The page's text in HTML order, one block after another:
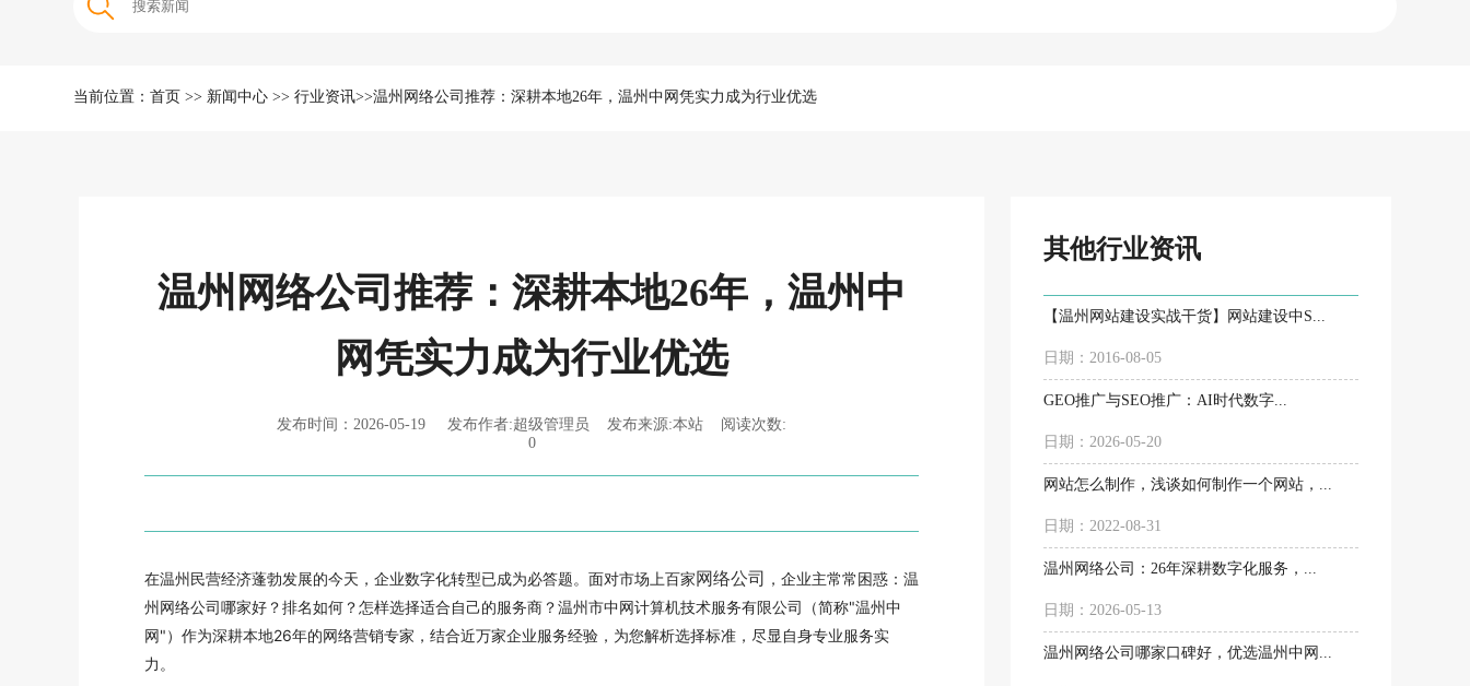
当前位置：首页 >>新闻中心 >>行业资讯>>温州网络公司推荐：深耕本地26年，温州中网凭实力成为行业优选
温州网络公司推荐：深耕本地26年，温州中
网凭实力成为行业优选
发布时间：2026-05-19 发布作者:超级管理员 发布来源:本站 阅读次数:
0
在温州民营经济蓬勃发展的今天，企业数字化转型已成为必答题。面对市场上百家网络公司 ，企业主常常困惑：温
州网络公司哪家好？排名如何？怎样选择适合自己的服务商？温州市中网计算机技术服务有限公司（简称"温州中
网"）作为深耕本地26年的网络营销专家，结合近万家企业服务经验，为您解析选择标准，尽显自身专业服务实
力。
其他行业资讯
【温州网站建设实战干货】网站建设中S...
日期：2016-08-05
GEO推广与SEO推广：AI时代数字...
日期：2026-05-20
网站怎么制作，浅谈如何制作一个网站，...
日期：2022-08-31
温州网络公司：26年深耕数字化服务，...
日期：2026-05-13
温州网络公司哪家口碑好，优选温州中网...